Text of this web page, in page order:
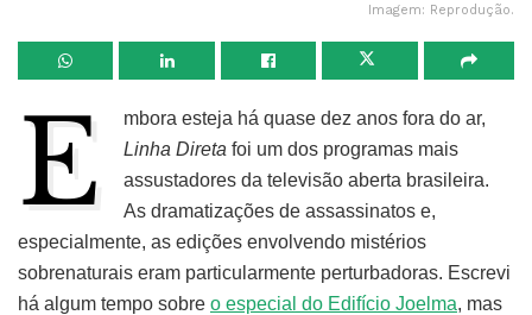
Imagem: Reprodução.
E
mbora esteja há quase dez anos fora do ar,
Linha Direta foi um dos programas mais
assustadores da televisão aberta brasileira.
As dramatizações de assassinatos e,
especialmente, as edições envolvendo mistérios
sobrenaturais eram particularmente perturbadoras. Escrevi
há algum tempo sobre o especial do Edifício Joelma, mas